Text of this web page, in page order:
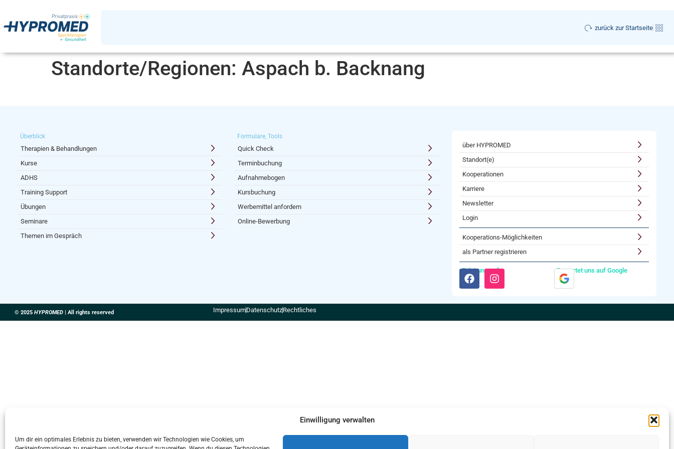
Einwilligung verwalten
Um dir ein optimales Erlebnis zu bieten, verwenden wir Technologien wie Cookies, um
zurück zur Startseite
Standorte/Regionen: Aspach b. Backnang
Überblick
Therapien & Behandlungen
Kurse
ADHS
Training Support
Übungen
Seminare
Themen im Gespräch
Formulare, Tools
Quick Check
Terminbuchung
Aufnahmebogen
Kursbuchung
Werbemittel anfordern
Online-Bewerbung
über HYPROMED
Standort(e)
Kooperationen
Karriere
Newsletter
Login
Kooperations-Möglichkeiten
als Partner registrieren
Folgt uns auf: Bewertet uns auf Google
© 2025 HYPROMED | All rights reserved ImpressumDatenschutzRechtliches